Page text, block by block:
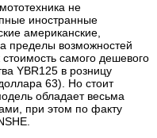
не
иностранные
американские,
пределы возможностей
самого дешевого
YBR125 в розницу
63). Но стоит
обладает весьма
при этом по факту